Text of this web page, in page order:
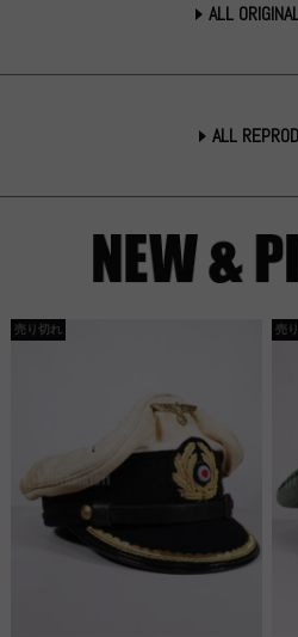
ALL
ALL
売り切れ 売